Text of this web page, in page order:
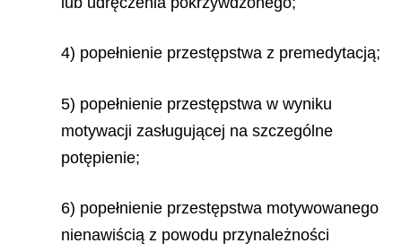
4) popełnienie przestępstwa z premedytacją;
5) popełnienie przestępstwa w wyniku
motywacji zasługującej na szczególne
potępienie;
6) popełnienie przestępstwa motywowanego
nienawiścią z powodu przynależności